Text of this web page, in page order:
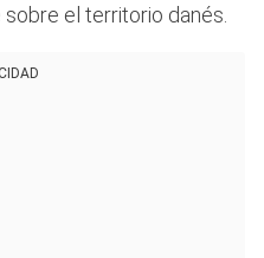
el territorio danés.